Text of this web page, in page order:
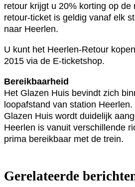
retour krijgt u 20% korting op de
retour-ticket is geldig vanaf elk
naar Heerlen.
U kunt het Heerlen-Retour
2015 via de E-ticketshop.
Bereikbaarheid
Het Glazen Huis bevindt zich
loopafstand van station
Glazen Huis wordt duidelijk
Heerlen is vanuit verschillende
prima bereikbaar met de trein.
Gerelateerde